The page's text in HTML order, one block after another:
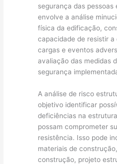
segurança das pessoas
envolve a análise
física da edificação,
capacidade de resistir
cargas e eventos
avaliação das medidas
segurança
A análise de risco
objetivo identificar
deficiências na
possam comprometer
resistência. Isso pode
materiais de
construção, projeto